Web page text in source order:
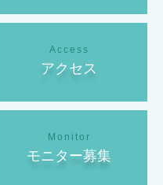
アクセス
モニター募集